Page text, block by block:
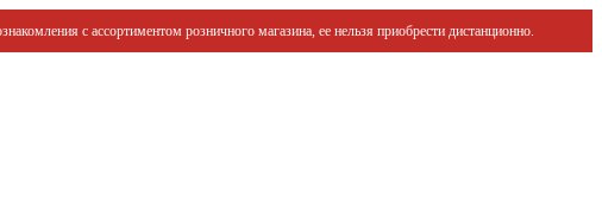
с ассортиментом розничного магазина, ее нельзя приобрести дистанционно.